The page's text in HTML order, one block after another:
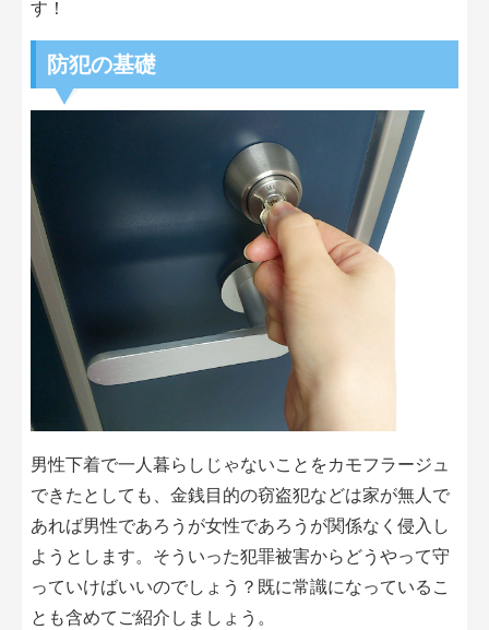
す！
防犯の基礎
男性下着で一人暮らしじゃないことをカモフラージュ
できたとしても、金銭目的の窃盗犯などは家が無人で
あれば男性であろうが女性であろうが関係なく侵入し
ようとします。そういった犯罪被害からどうやって守
っていけばいいのでしょう？既に常識になっているこ
とも含めてご紹介しましょう。